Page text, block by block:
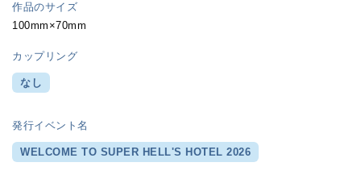
作品のサイズ
100mm×70mm
カップリング
なし
発行イベント名
WELCOME TO SUPER HELL'S HOTEL 2026